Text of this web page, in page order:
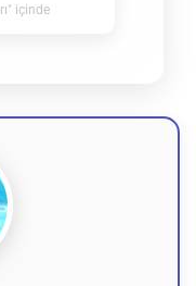
içinde